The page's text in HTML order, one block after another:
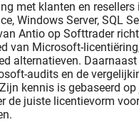
met klanten en
Windows Server, SQL
Antio op Softtrader
van Microsoft-
alternatieven.
audits en de
kennis is gebaseerd
de juiste licentievorm